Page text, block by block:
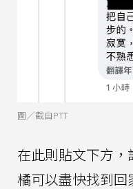
圖／截自PTT
在此則貼文下方
橘可以盡快找到